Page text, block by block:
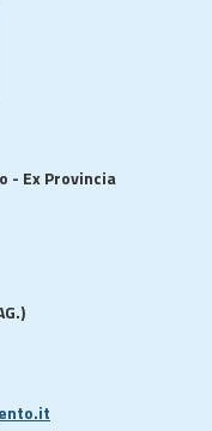
- Ex Provincia